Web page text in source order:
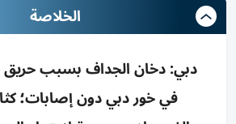
الخلاصة
دبي: دخان الجداف بسبب
في خور دبي دون إصابات؛